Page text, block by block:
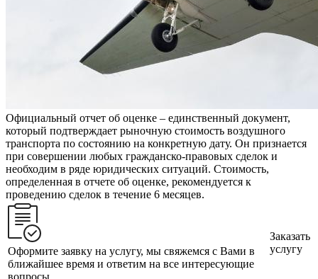
Официальный отчет об оценке – единственный документ,
который подтверждает рыночную стоимость воздушного
транспорта по состоянию на конкретную дату. Он признается
при совершении любых гражданско-правовых сделок и
необходим в ряде юридических ситуаций. Стоимость,
определенная в отчете об оценке, рекомендуется к
проведению сделок в течение 6 месяцев.
Оформите заявку на услугу, мы свяжемся с Вами в
ближайшее время и ответим на все интересующие
вопросы.
Заказать
услугу